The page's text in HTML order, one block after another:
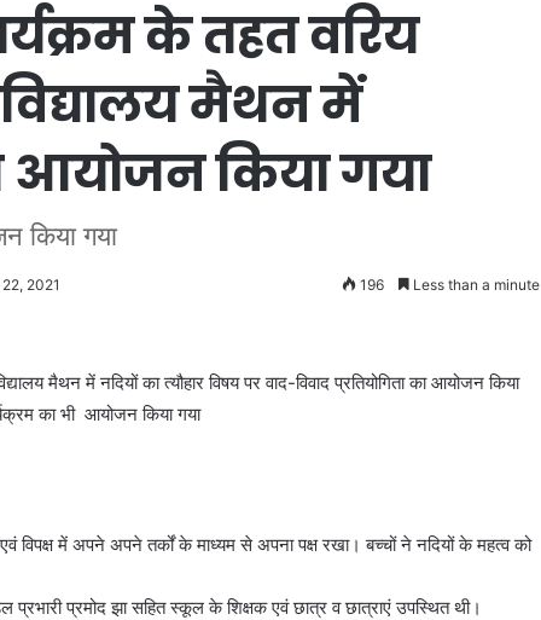
के तहत वरिय
मैथन में
आयोजन किया गया
किया गया
2021 196 Less than a minute
मैथन में नदियों का त्यौहार विषय पर वाद-विवाद प्रतियोगिता का आयोजन किया
का भी आयोजन किया गया
एवं विपक्ष में अपने अपने तर्कों के माध्यम से अपना पक्ष रखा। बच्चों ने नदियों के महत्व को
प्रभारी प्रमोद झा सहित स्कूल के शिक्षक एवं छात्र व छात्राएं उपस्थित थी।